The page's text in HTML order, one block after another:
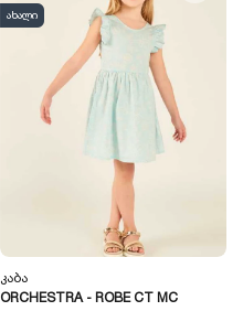
ახალი
Კაბა
ORCHESTRA - ROBE CT MC